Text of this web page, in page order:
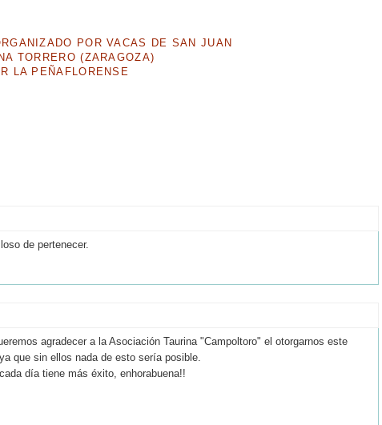
POR VACAS DE SAN JUAN
TORRERO (ZARAGOZA)
LA PEÑAFLORENSE
de pertenecer.
agradecer a la Asociación Taurina "Campoltoro" el otorgarnos este
que sin ellos nada de esto sería posible.
día tiene más éxito, enhorabuena!!